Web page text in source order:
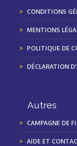
CONDITIONS
MENTIONS
POLITIQUE DE
DÉCLARATION
Autres
CAMPAGNE DE
AIDE ET